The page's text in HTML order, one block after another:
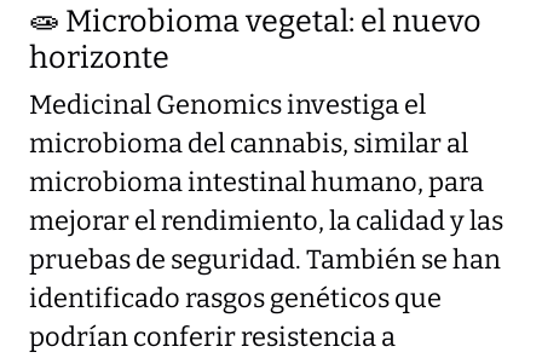
🧫 Microbioma vegetal: el nuevo
horizonte
Medicinal Genomics investiga el
microbioma del cannabis, similar al
microbioma intestinal humano, para
mejorar el rendimiento, la calidad y las
pruebas de seguridad. También se han
identificado rasgos genéticos que
podrían conferir resistencia a